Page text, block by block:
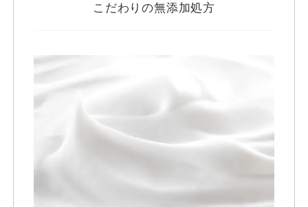
こだわりの無添加処方